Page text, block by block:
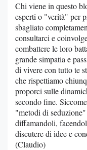
Chi viene in questo
esperti o "verità" per
sbagliato
consultarci e
combattere le loro
grande simpatia e
di vivere con tutto te
che rispettiamo
proporci sulle
secondo fine.
"metodi di
diffamandoli,
discutere di idee e
(Claudio)